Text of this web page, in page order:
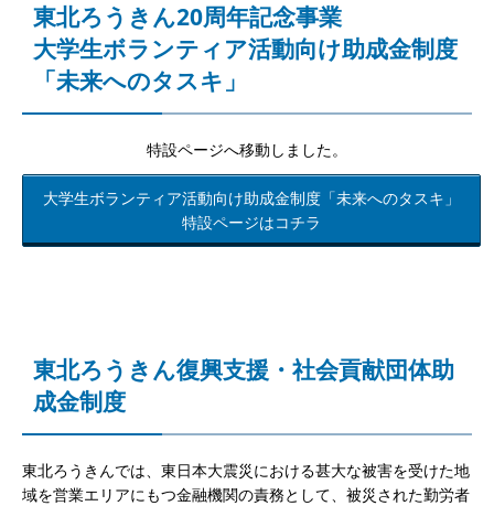
東北ろうきん20周年記念事業
大学生ボランティア活動向け助成金制度
「未来へのタスキ」
特設ページへ移動しました。
大学生ボランティア活動向け助成金制度「未来へのタスキ」
特設ページはコチラ
東北ろうきん復興支援・社会貢献団体助
成金制度
東北ろうきんでは、東日本大震災における甚大な被害を受けた地
域を営業エリアにもつ金融機関の責務として、被災された勤労者